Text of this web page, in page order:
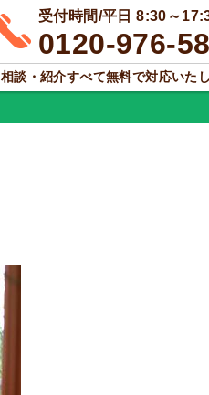
受付時間/平日 8:30～
0120-976-
相談・紹介すべて無料で対応いた